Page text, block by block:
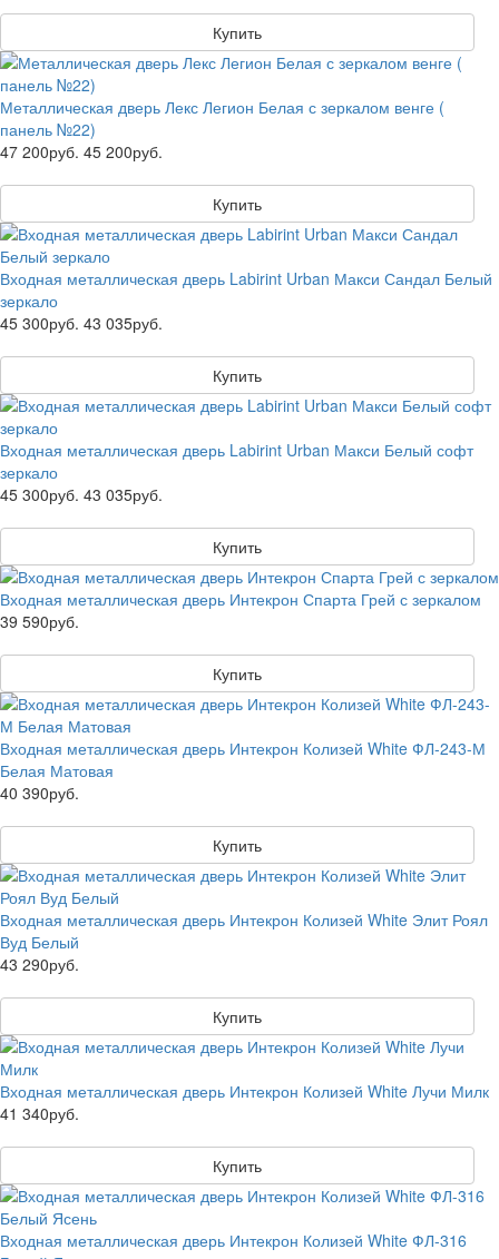
Купить
Металлическая дверь Лекс Легион Белая с зеркалом венге (
панель №22)
47 200руб. 45 200руб.
Купить
Входная металлическая дверь Labirint Urban Макси Сандал Белый
зеркало
45 300руб. 43 035руб.
Купить
Входная металлическая дверь Labirint Urban Макси Белый софт
зеркало
45 300руб. 43 035руб.
Купить
Входная металлическая дверь Интекрон Спарта Грей с зеркалом
39 590руб.
Купить
Входная металлическая дверь Интекрон Колизей White ФЛ-243-М
Белая Матовая
40 390руб.
Купить
Входная металлическая дверь Интекрон Колизей White Элит Роял
Вуд Белый
43 290руб.
Купить
Входная металлическая дверь Интекрон Колизей White Лучи Милк
41 340руб.
Купить
Входная металлическая дверь Интекрон Колизей White ФЛ-316